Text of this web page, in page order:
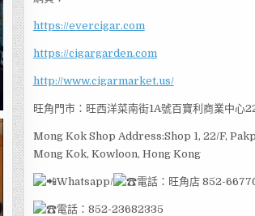
https://evercigar.com
https://cigargarden.com
http://www.cigarmarket.us/
旺角門市：旺西洋菜南街1A號百寶利商業中心
Mong Kok Shop Address:Shop 1, 22/F,
Mong Kok, Kowloon, Hong Kong
Whatsapp/ 電話：旺角店 852-
電話：852-23682335